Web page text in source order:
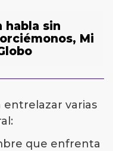
habla sin
Mi
entrelazar varias
que enfrenta